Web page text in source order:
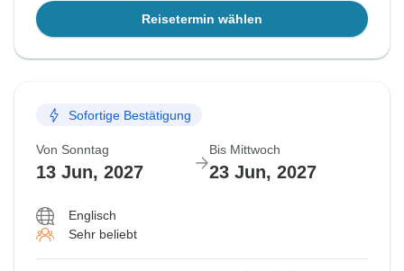
Reisetermin wählen
Sofortige Bestätigung
Von Sonntag
13 Jun, 2027
Bis Mittwoch
23 Jun, 2027
Englisch
Sehr beliebt